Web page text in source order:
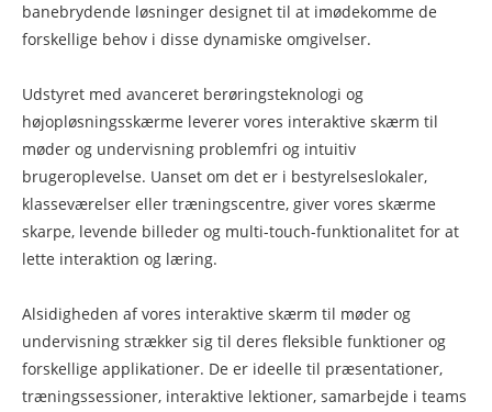
banebrydende løsninger designet til at imødekomme de
forskellige behov i disse dynamiske omgivelser.
Udstyret med avanceret berøringsteknologi og
højopløsningsskærme leverer vores interaktive skærm til
møder og undervisning problemfri og intuitiv
brugeroplevelse. Uanset om det er i bestyrelseslokaler,
klasseværelser eller træningscentre, giver vores skærme
skarpe, levende billeder og multi-touch-funktionalitet for at
lette interaktion og læring.
Alsidigheden af ​​vores interaktive skærm til møder og
undervisning strækker sig til deres fleksible funktioner og
forskellige applikationer. De er ideelle til præsentationer,
træningssessioner, interaktive lektioner, samarbejde i teams